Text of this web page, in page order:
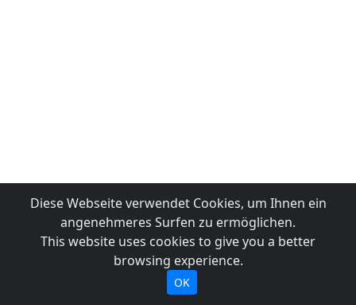
Diese Webseite verwendet Cookies, um Ihnen ein
angenehmeres Surfen zu ermöglichen.
This website uses cookies to give you a better
browsing experience.
OK